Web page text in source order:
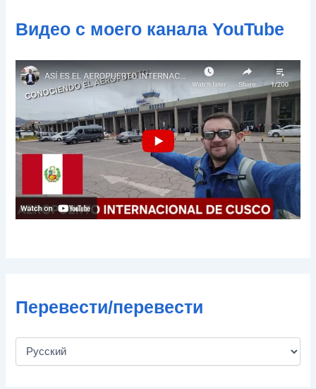
н
й
п
т
ы
Видео с моего канала YouTube
Перевести/перевести